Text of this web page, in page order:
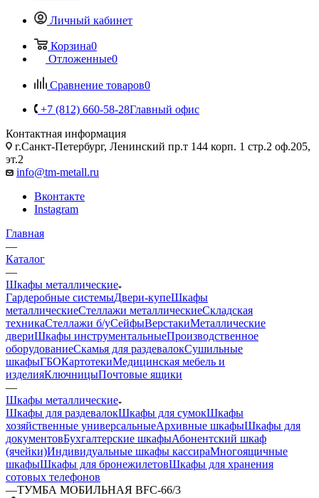
Личный кабинет
Корзина0
Отложенные0
Сравнение товаров0
+7 (812) 660-58-28Главный офис
Контактная информация
г.Санкт-Петербург, Ленинский пр.т 144 корп. 1 стр.2 оф.205,
эт.2
info@tm-metall.ru
Вконтакте
Instagram
Главная
—
Каталог
—
Шкафы металлические
Гардеробные системыДвери-купеШкафы
металлическиеСтеллажи металлическиеСкладская
техникаСтеллажи б/уСейфыВерстакиМеталлические
двериШкафы инструментальныеПроизводственное
оборудованиеСкамья для раздевалокСушильные
шкафыГБОКартотекиМедицинская мебель и
изделияКлючницыПочтовые ящики
—
Шкафы металлические
Шкафы для раздевалокШкафы для сумокШкафы
хозяйственные универсальныеАрхивные шкафыШкафы для
документовБухгалтерские шкафыАбонентский шкаф
(ячейки)Индивидуальные шкафы кассираМногоящичные
шкафыШкафы для бронежилетовШкафы для хранения
сотовых телефонов
—ТУМБА МОБИЛЬНАЯ BFC-66/3